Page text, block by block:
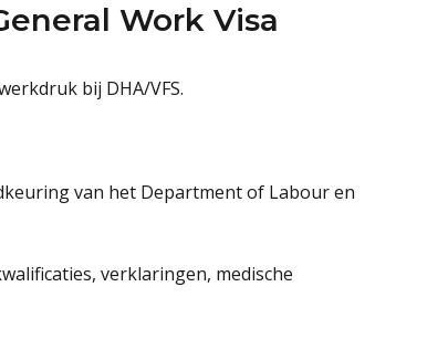
Work Visa
bij DHA/VFS.
van het Department of Labour en
verklaringen, medische